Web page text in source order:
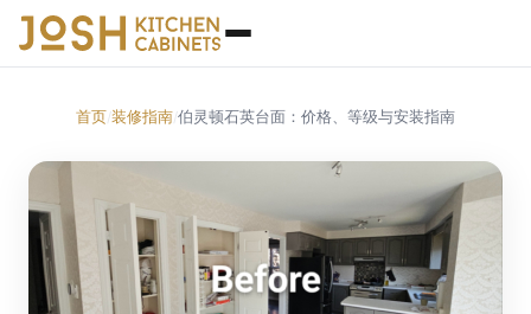
首页/装修指南/伯灵顿石英台面：价格、等级与安装指南